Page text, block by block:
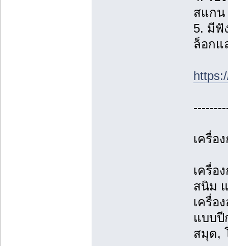
สแกน
5. มีฟั
ล็อกแ
เครื่อ
เครื่อ
สนิม
เครื่อ
แบบปี
สมุด,